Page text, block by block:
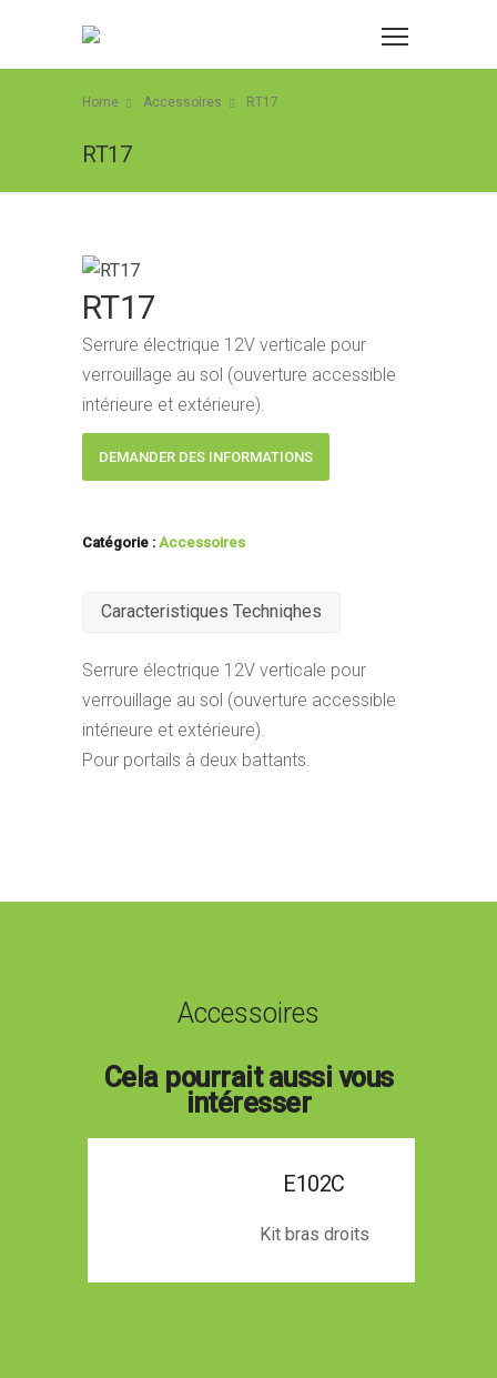
Home Accessoires RT17
RT17
RT17
Serrure électrique 12V verticale pour
verrouillage au sol (ouverture accessible
intérieure et extérieure).
DEMANDER DES INFORMATIONS
Catégorie : Accessoires
Caracteristiques Techniqhes
Serrure électrique 12V verticale pour
verrouillage au sol (ouverture accessible
intérieure et extérieure).
Pour portails à deux battants.
Accessoires
Cela pourrait aussi vous
intéresser
E102C
Kit bras droits